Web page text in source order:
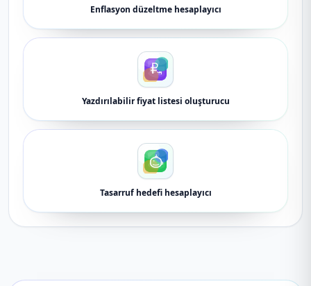
Enflasyon düzeltme hesaplayıcı
Yazdırılabilir fiyat listesi oluşturucu
Tasarruf hedefi hesaplayıcı